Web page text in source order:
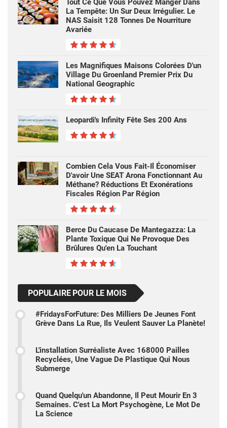
Tout Ce Que Vous Pouvez Manger Dans
La Tempête: Un Sur Deux Irrégulier. Le
NAS Saisit 128 Tonnes De Nourriture
Avariée
Les Magnifiques Maisons Colorées D'un
Village Du Groenland Premier Prix Du
National Geographic
Leopardi's Infinity Fête Ses 200 Ans
Combien Cela Vous Fait-Il Économiser
D'avoir Une SEAT Arona Fonctionnant Au
Méthane? Réductions Et Exonérations
Fiscales Région Par Région
Berce Du Caucase De Mantegazza: La
Plante Toxique Qui Ne Provoque Des
Brûlures Qu'en La Touchant
POPULAIRE POUR LE MOIS
#FridaysForFuture: Des Milliers De Jeunes Font
Grève Dans La Rue, Ils Veulent Sauver La Planète!
L'installation Surréaliste Avec 168000 Pailles
Recyclées, Une Vague De Plastique Qui Nous
Submerge
Quand Quelqu'un Abandonne, Il Peut Mourir En 3
Semaines. C'est La Mort Psychogène, Le Mot De
La Science